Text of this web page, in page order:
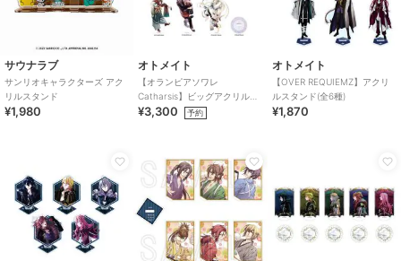
サウナラブ
サンリオキャラクターズ アク
リルスタンド
¥1,980
オトメイト
【オランピアソワレ
Catharsis】ビッグアクリルス
タンド(全7種)
¥3,300 予約
オトメイト
【OVER REQUIEMZ】アクリ
ルスタンド(全6種)
¥1,870